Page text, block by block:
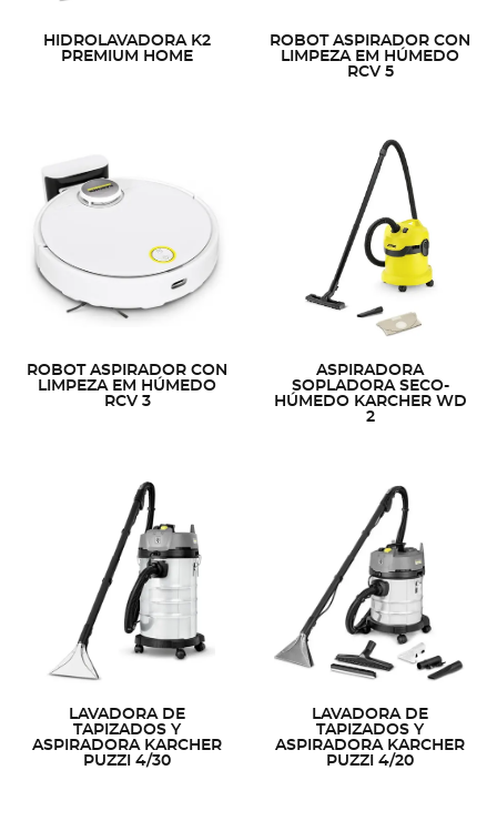
HIDROLAVADORA K2
PREMIUM HOME
ROBOT ASPIRADOR CON
LIMPEZA EM HÚMEDO
RCV 5
ROBOT ASPIRADOR CON
LIMPEZA EM HÚMEDO
RCV 3
ASPIRADORA
SOPLADORA SECO-
HÚMEDO KARCHER WD
2
LAVADORA DE
TAPIZADOS Y
ASPIRADORA KARCHER
PUZZI 4/30
LAVADORA DE
TAPIZADOS Y
ASPIRADORA KARCHER
PUZZI 4/20